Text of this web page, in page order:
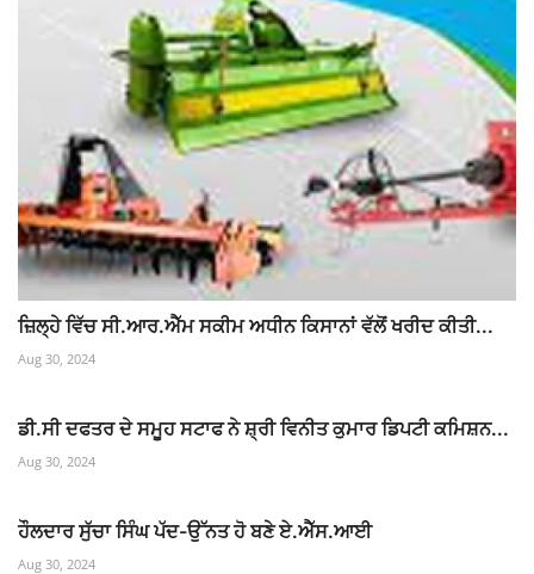
ਜ਼ਿਲ੍ਹੇ ਵਿੱਚ ਸੀ.ਆਰ.ਐੱਮ ਸਕੀਮ ਅਧੀਨ ਕਿਸਾਨਾਂ ਵੱਲੋਂ ਖਰੀਦ ਕੀਤੀ...
Aug 30, 2024
ਡੀ.ਸੀ ਦਫਤਰ ਦੇ ਸਮੂਹ ਸਟਾਫ ਨੇ ਸ਼੍ਰੀ ਵਿਨੀਤ ਕੁਮਾਰ ਡਿਪਟੀ ਕਮਿਸ਼ਨ...
Aug 30, 2024
ਹੌਲਦਾਰ ਸੁੱਚਾ ਸਿੰਘ ਪੱਦ-ਉੱਨਤ ਹੋ ਬਣੇ ਏ.ਐੱਸ.ਆਈ
Aug 30, 2024